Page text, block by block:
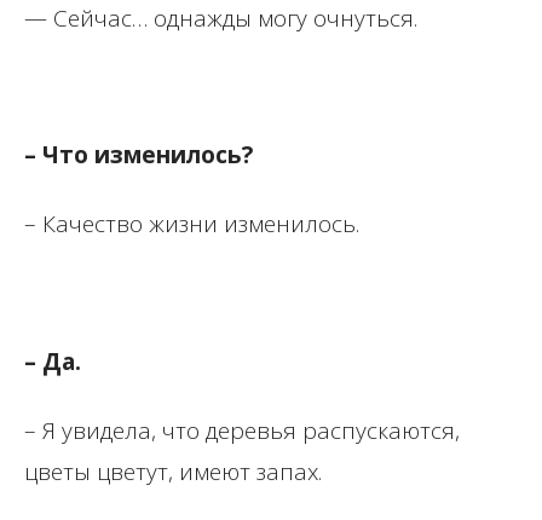
— Сейчас… однажды могу очнуться.
– Что изменилось?
– Качество жизни изменилось.
– Да.
– Я увидела, что деревья распускаются,
цветы цветут, имеют запах.